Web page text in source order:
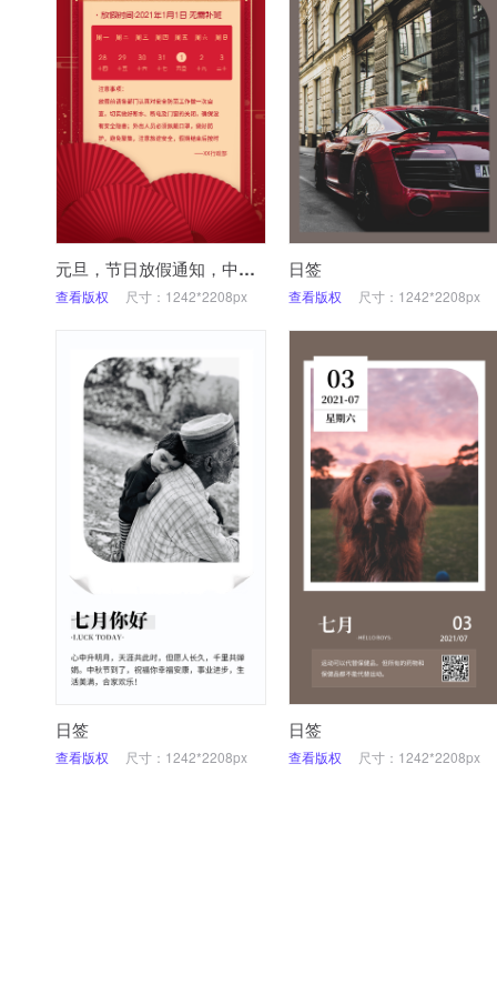
元旦，节日放假通知，中国风
查看版权 尺寸：1242*2208px
日签
查看版权 尺寸：1242*2208px
日签
查看版权 尺寸：1242*2208px
日签
查看版权 尺寸：1242*2208px